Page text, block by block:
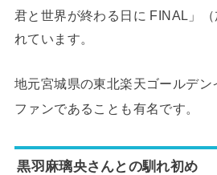
君と世界が終わる日に FINAL」
れています。
地元宮城県の東北楽天ゴールデ
ファンであることも有名です。
黒羽麻璃央さんとの馴れ初め